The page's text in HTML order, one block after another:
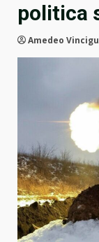
politica
Amedeo